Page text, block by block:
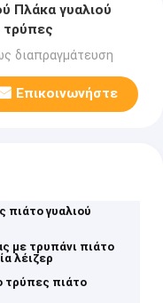
Πλάκα γυαλιού
τρύπες
διαπραγμάτευση
Επικοινωνήστε
πιάτο γυαλιού
με τρυπάνι πιάτο
λέιζερ
τρύπες πιάτο